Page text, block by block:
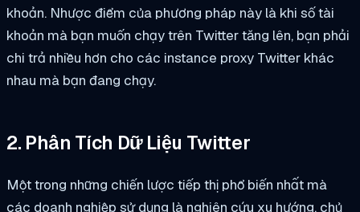
khoản. Nhược điểm của phương pháp này là khi số tài
khoản mà bạn muốn chạy trên Twitter tăng lên, bạn phải
chi trả nhiều hơn cho các instance proxy Twitter khác
nhau mà bạn đang chạy.
2. Phân Tích Dữ Liệu Twitter
Một trong những chiến lược tiếp thị phổ biến nhất mà
các doanh nghiệp sử dụng là nghiên cứu xu hướng, chủ